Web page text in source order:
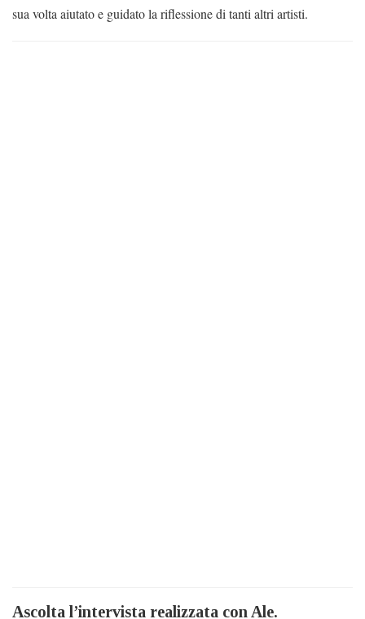
sua volta aiutato e guidato la riflessione di tanti altri artisti.
Ascolta l’intervista realizzata con Ale.